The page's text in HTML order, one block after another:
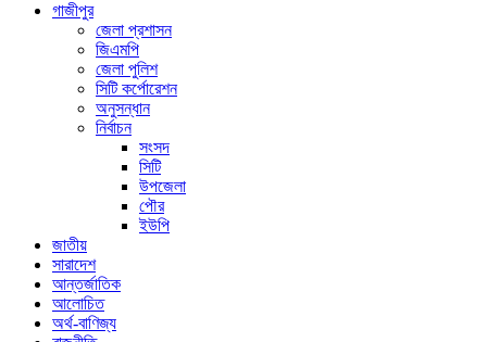
গাজীপুর
জেলা প্রশাসন
জিএমপি
জেলা পুলিশ
সিটি কর্পোরেশন
অনুসন্ধান
নির্বাচন
সংসদ
সিটি
উপজেলা
পৌর
ইউপি
জাতীয়
সারাদেশ
আন্তর্জাতিক
আলোচিত
অর্থ-বাণিজ্য